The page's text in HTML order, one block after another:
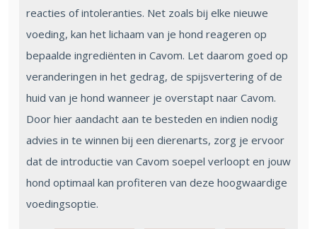
reacties of intoleranties. Net zoals bij elke nieuwe
voeding, kan het lichaam van je hond reageren op
bepaalde ingrediënten in Cavom. Let daarom goed op
veranderingen in het gedrag, de spijsvertering of de
huid van je hond wanneer je overstapt naar Cavom.
Door hier aandacht aan te besteden en indien nodig
advies in te winnen bij een dierenarts, zorg je ervoor
dat de introductie van Cavom soepel verloopt en jouw
hond optimaal kan profiteren van deze hoogwaardige
voedingsoptie.